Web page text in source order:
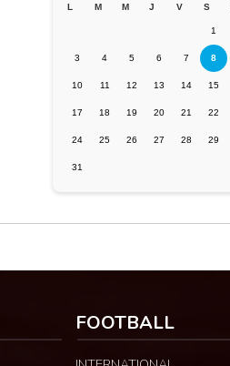
L M M J V S
1
3 4 5 6 7 8
10 11 12 13 14 15
17 18 19 20 21 22
24 25 26 27 28 29
31
FOOTBALL